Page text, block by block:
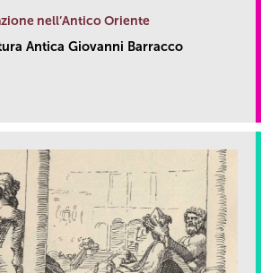
nell’Antico Oriente
Antica Giovanni Barracco